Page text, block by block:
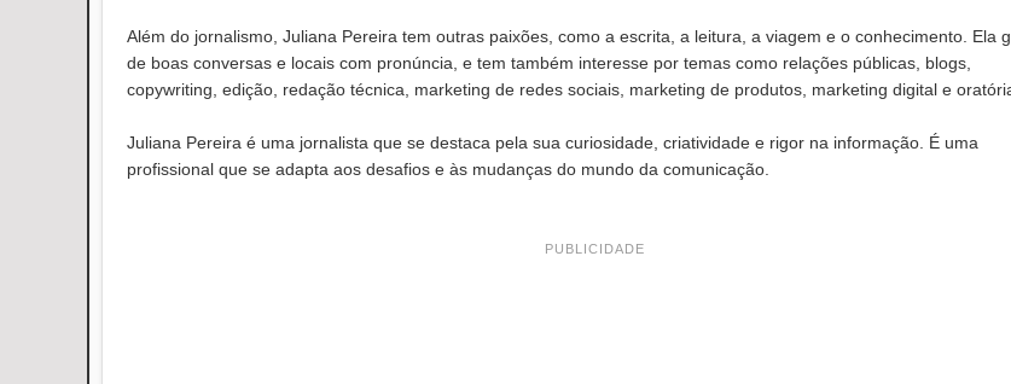
Além do jornalismo, Juliana Pereira tem outras paixões, como a escrita, a leitura, a viagem e o conhecimento. Ela
de boas conversas e locais com pronúncia, e tem também interesse por temas como relações públicas, blogs,
copywriting, edição, redação técnica, marketing de redes sociais, marketing de produtos, marketing digital e
Juliana Pereira é uma jornalista que se destaca pela sua curiosidade, criatividade e rigor na informação. É uma
profissional que se adapta aos desafios e às mudanças do mundo da comunicação.
PUBLICIDADE